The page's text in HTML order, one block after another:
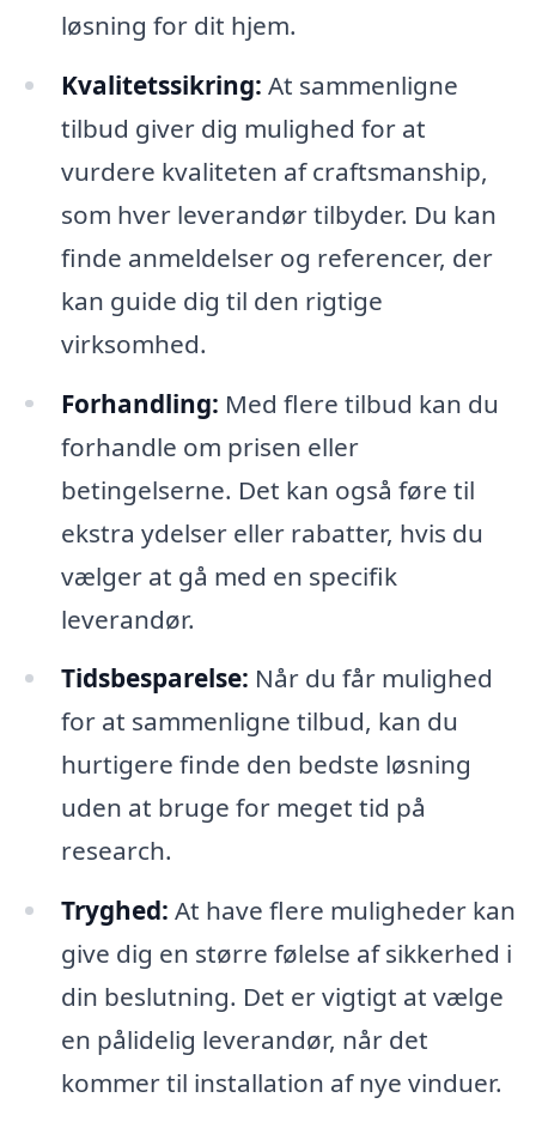
løsning for dit hjem.
Kvalitetssikring: At sammenligne
tilbud giver dig mulighed for at
vurdere kvaliteten af craftsmanship,
som hver leverandør tilbyder. Du kan
finde anmeldelser og referencer, der
kan guide dig til den rigtige
virksomhed.
Forhandling: Med flere tilbud kan du
forhandle om prisen eller
betingelserne. Det kan også føre til
ekstra ydelser eller rabatter, hvis du
vælger at gå med en specifik
leverandør.
Tidsbesparelse: Når du får mulighed
for at sammenligne tilbud, kan du
hurtigere finde den bedste løsning
uden at bruge for meget tid på
research.
Tryghed: At have flere muligheder kan
give dig en større følelse af sikkerhed i
din beslutning. Det er vigtigt at vælge
en pålidelig leverandør, når det
kommer til installation af nye vinduer.